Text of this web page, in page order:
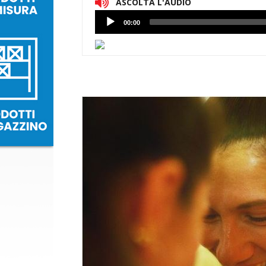
Lettore
Audio
00:00